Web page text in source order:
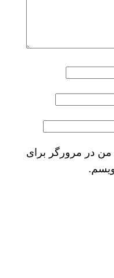
من در مرورگر برای